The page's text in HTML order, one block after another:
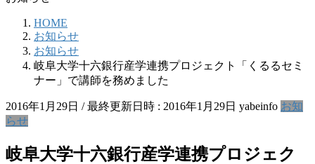
HOME
お知らせ
お知らせ
岐阜大学十六銀行産学連携プロジェクト「くるるセミ
ナー」で講師を務めました
2016年1月29日 / 最終更新日時 : 2016年1月29日 yabeinfo お知
らせ
岐阜大学十六銀行産学連携プロジェク